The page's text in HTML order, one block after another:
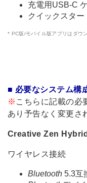
充電用USB-C
クイックスタ
* PC版/モバイル版アプリはダウ
■ 必要なシステム構
※ こちらに記載の必
あり予告なく変更さ
Creative Zen
ワイヤレス接続
Bluetooth 5.3互